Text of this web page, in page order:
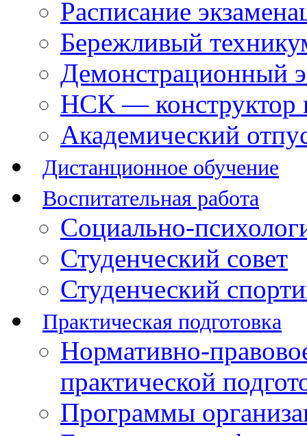
Расписание
Бережливый
Демонстрационный
НСК — конструктор
Академический
Дистанционное обучение
Воспитательная работа
Социально-
Студенческий совет
Студенческий
Практическая подготовка
Нормативно-
практической
Программы